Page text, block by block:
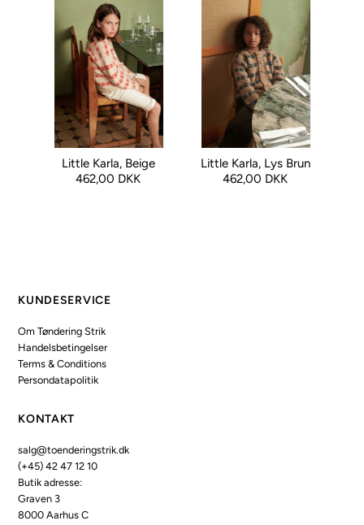
Little Karla, Beige
462,00 DKK
Little Karla, Lys Brun
462,00 DKK
KUNDESERVICE
Om Tøndering Strik
Handelsbetingelser
Terms & Conditions
Persondatapolitik
KONTAKT
salg@toenderingstrik.dk
(+45) 42 47 12 10
Butik adresse:
Graven 3
8000 Aarhus C